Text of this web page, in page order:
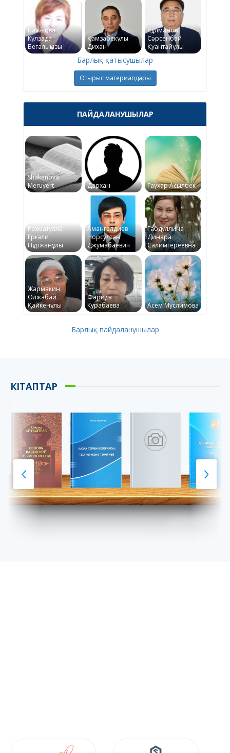
Бажықова
Күлзада
Бегалықызы
Қамзабекұлы
Дихан
Құлманов
Сәрсенбай
Қуантайұлы
Барлық қатысушылар
Отырыс материалдары
ПАЙДАЛАНУШЫЛАР
Shakenova
Meruyert
Дархан Гаухар Асылбек
Рахматулла
Ерғали
Нұржанұлы
Амангелдиев
Норсултан
Джумабаевич
Габдуллина
Динара
Салимгереевна
Жармакин
Олжабай
Қайкенұлы
Фарида
Курабаева
Асем Муслимова
Барлық пайдаланушылар
КІТАПТАР